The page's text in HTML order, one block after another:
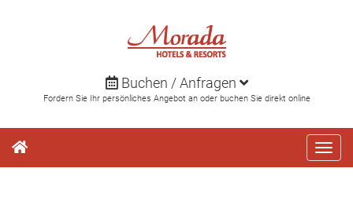
Buchen / Anfragen
Fordern Sie Ihr persönliches Angebot an oder buchen Sie direkt online